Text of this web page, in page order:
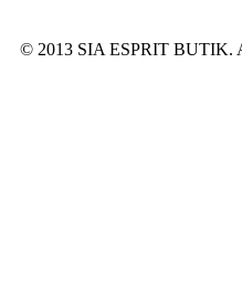
© 2013 SIA ESPRIT BUTIK.